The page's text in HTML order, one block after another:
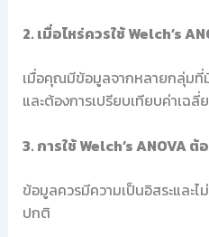
2. เมื่อไหร่ควรใช้ Welch’s
เมื่อคุณมีข้อมูลจากหลายกลุ่มที่
และต้องการเปรียบเทียบค่าเฉ
3. การใช้ Welch’s ANOVA
ข้อมูลควรมีความเป็นอิสระและ
ปกติ